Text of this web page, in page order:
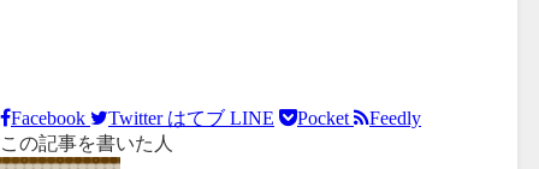
Facebook Twitter はてブ LINE Pocket
Feedly
この記事を書いた人